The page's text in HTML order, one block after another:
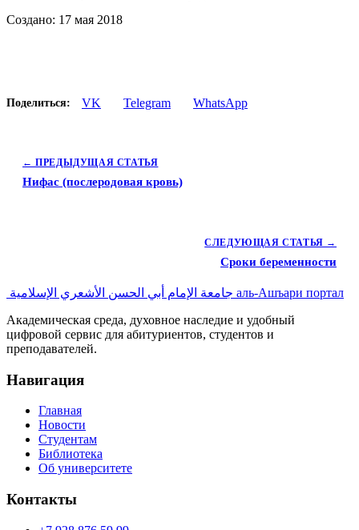
Создано: 17 мая 2018
Поделиться: VK Telegram WhatsApp
← ПРЕДЫДУЩАЯ СТАТЬЯ
Нифас (послеродовая кровь)
СЛЕДУЮЩАЯ СТАТЬЯ →
Сроки беременности
جامعة الإمام أبي الحسن الأشعري الإسلامية аль-Ашъари портал
Академическая среда, духовное наследие и удобный
цифровой сервис для абитуриентов, студентов и
преподавателей.
Навигация
Главная
Новости
Студентам
Библиотека
Об университете
Контакты